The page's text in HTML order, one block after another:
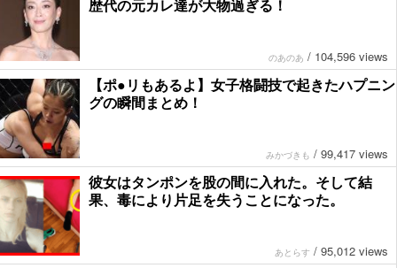
歴代の元カレ達が大物過ぎる！
のあのあ / 104,596 views
【ポ●リもあるよ】女子格闘技で起きたハプニン
グの瞬間まとめ！
みかづきも / 99,417 views
彼女はタンポンを股の間に入れた。そして結
果、毒により片足を失うことになった。
あとらす / 95,012 views